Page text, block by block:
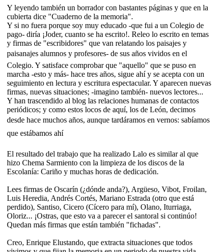
Y leyendo también un borrador con bastantes páginas y que en la
cubierta dice "Cuaderno de la memoria".
Y si no fuera porque soy muy educado -que fui a un Colegio de
pago- diría ¡Joder, cuanto se ha escrito!. Releo lo escrito en temas
y firmas de "escribidores" que van relatando los paisajes y
paisanajes alumnos y profesores- de sus años vividos en el
Colegio. Y satisface comprobar que "aquello" que se puso en
marcha -esto y más- hace tres años, sigue ahí y se acepta con un
seguimiento en lectura y escritura espectacular. Y aparecen nuevas
firmas, nuevas situaciones; -imagino también- nuevos lectores...
Y han trascendido al blog las relaciones humanas de contactos
periódicos; y como estos locos de aquí, los de León, decimos
desde hace muchos años, aunque tardáramos en vernos: sabíamos
que estábamos ahí
El resultado del trabajo que ha realizado Lalo es similar al que
hizo Chema Sarmiento con la limpieza de los discos de la
Escolanía: Cariño y muchas horas de dedicación.
Lees firmas de Oscarín (¿dónde anda?), Argüeso, Vibot, Froilan,
Luis Heredia, Andrés Cortés, Mariano Estrada (otro que está
perdido), Santiso, Cicero (Cícero para mí), Olano, Iturriaga,
Oloriz... ¡Ostras, que esto va a parecer el santoral si continúo!
Quedan más firmas que están también "fichadas".
Creo, Enrique Elustando, que extracta situaciones que todos